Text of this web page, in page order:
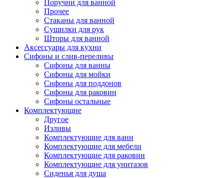
Поручни для ванной
Прочее
Стаканы для ванной
Сушилки для рук
Шторы для ванной
Аксессуары для кухни
Сифоны и слив-переливы
Сифоны для ванны
Сифоны для мойки
Сифоны для поддонов
Сифоны для раковин
Сифоны остальные
Комплектующие
Другое
Изливы
Комплектующие для ванн
Комплектующие для мебели
Комплектующие для раковин
Комплектующие для унитазов
Сиденья для душа